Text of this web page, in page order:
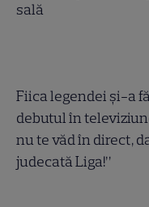
sală
Fiica legendei și-a
debutul în
nu te văd în direct,
judecată Liga!”